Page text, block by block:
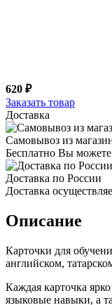
620 ₽
Заказать товар
Доставка
Самовывоз из
Бесплатно Вы можете
Доставка по России
Доставка
Описание
Карточки для
английском,
Каждая карточка
языковые навыки, а